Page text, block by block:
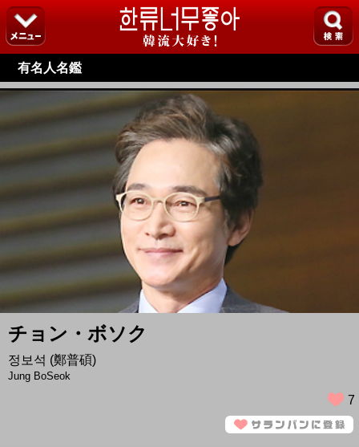
有名人名鑑
チョン・ボソク
정보석 (鄭普碩)
Jung BoSeok
7